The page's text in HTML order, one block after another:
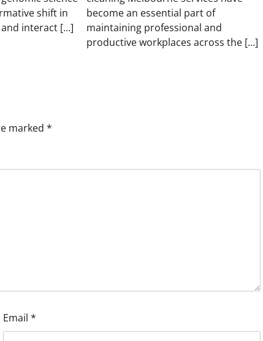
shift in
interact […]
become an essential part of
maintaining professional and
productive workplaces across the […]
marked *
Email *